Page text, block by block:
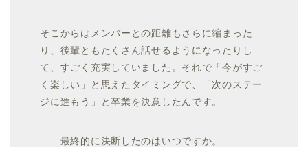
そこからはメンバーとの距離もさらに縮まった
り、後輩ともたくさん話せるようになったりし
て、すごく充実していました。それで「今がすご
く楽しい」と思えたタイミングで、「次のステー
ジに進もう」と卒業を決意したんです。
――最終的に決断したのはいつですか。